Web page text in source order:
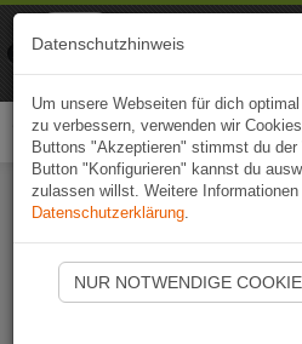
Naviki App
Datenschutzhinweis
Um unsere Webseiten für dich
zu verbessern, verwenden wir
Buttons "Akzeptieren" stimmst du der
Button "Konfigurieren" kannst du
zulassen willst. Weitere
Datenschutzerklärung.
NUR NOTWENDIGE
Naviki